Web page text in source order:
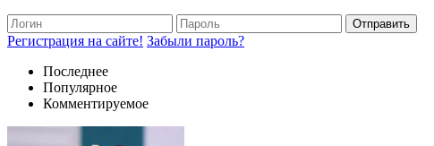
Отправить
Регистрация на сайте! Забыли пароль?
Последнее
Популярное
Комментируемое